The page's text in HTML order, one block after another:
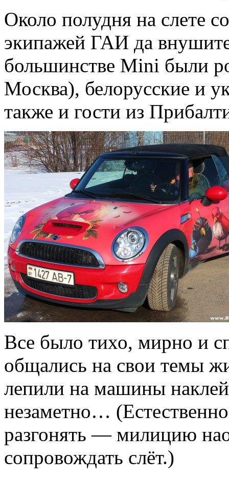
Около полудня на слете
экипажей ГАИ да
большинстве Mini были
Москва), белорусские и
также и гости из
Все было тихо, мирно и
общались на свои темы
лепили на машины
незаметно…
разгонять — милицию
сопровождать слёт.)